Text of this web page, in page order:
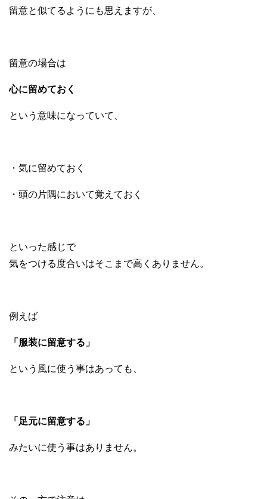
留意と似てるようにも思えますが、
留意の場合は
心に留めておく
という意味になっていて、
・気に留めておく
・頭の片隅において覚えておく
といった感じで
気をつける度合いはそこまで高くありません。
例えば
「服装に留意する」
という風に使う事はあっても、
「足元に留意する」
みたいに使う事はありません。